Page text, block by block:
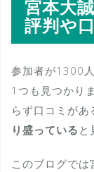
宮本大
評判や
参加者が1300
1つも見つかり
らず口コミが
り盛っている と
このブログでは